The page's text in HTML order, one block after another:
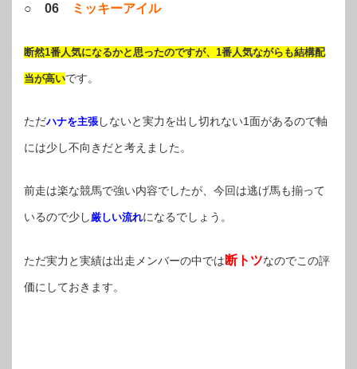
○ 06 ミッキーアイル
断然1番人気になるかと思ったのですが、1番人気ながらも結構配
当が高いです。
ただハナを主張 しないと実力を出し切れない1面があるので軸
には少し不向きだと考えました。
前走は楽な競馬で強い内容でしたが、今回は逃げ馬も揃って
いるので少し 厳しい流れになるでしょう。
ただ実力と実績は出走メンバーの中では断トツなのでこの評
価にしておきます。